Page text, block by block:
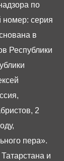
по
номер: серия
в
Республики
2
пера».
и